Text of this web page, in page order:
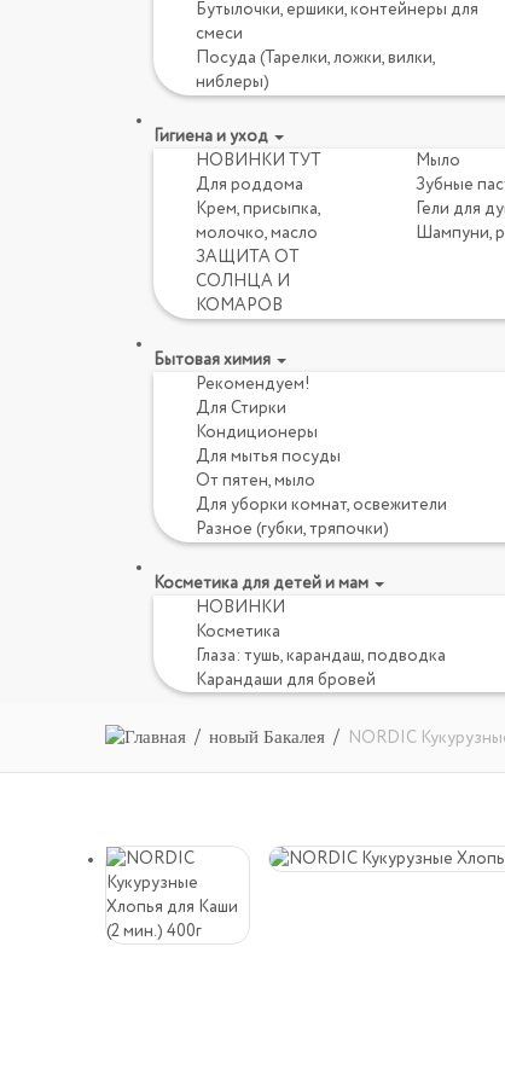
Бутылочки, ершики, контейнеры для
смеси
Посуда (Тарелки, ложки, вилки,
ниблеры)
Гигиена и уход
НОВИНКИ ТУТ
Для роддома
Крем, присыпка,
молочко, масло
ЗАЩИТА ОТ
СОЛНЦА И
КОМАРОВ
Мыло
Зубные
Гели для
Шампуни,
Бытовая химия
Рекомендуем!
Для Стирки
Кондиционеры
Для мытья посуды
От пятен, мыло
Для уборки комнат, освежители
Разное (губки, тряпочки)
Косметика для детей и мам
НОВИНКИ
Косметика
Глаза: тушь, карандаш, подводка
Карандаши для бровей
новый Бакалея NORDIC